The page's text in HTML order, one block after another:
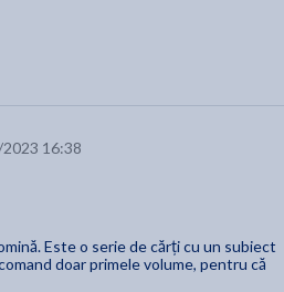
16:38
Este o serie de cărți cu un subiect
doar primele volume, pentru că